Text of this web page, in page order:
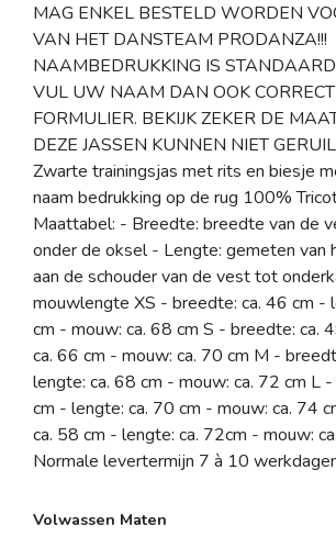
MAG ENKEL BESTELD WORDEN
VAN HET DANSTEAM PRODANZA!!!
NAAMBEDRUKKING IS
VUL UW NAAM DAN OOK
FORMULIER. BEKIJK ZEKER DE
DEZE JASSEN KUNNEN NIET
Zwarte trainingsjas met rits en biesje
naam bedrukking op de rug 100%
Maattabel: - Breedte: breedte van de
onder de oksel - Lengte: gemeten van
aan de schouder van de vest tot
mouwlengte XS - breedte: ca. 46 cm -
cm - mouw: ca. 68 cm S - breedte: ca.
ca. 66 cm - mouw: ca. 70 cm M -
lengte: ca. 68 cm - mouw: ca. 72 cm L
cm - lengte: ca. 70 cm - mouw: ca. 74
ca. 58 cm - lengte: ca. 72cm - mouw:
Normale levertermijn 7 à 10
Volwassen Maten